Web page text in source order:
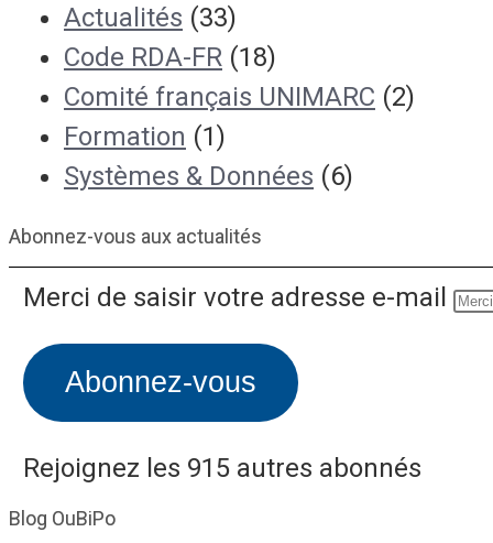
Actualités (33)
Code RDA-FR (18)
Comité français UNIMARC (2)
Formation (1)
Systèmes & Données (6)
Abonnez-vous aux actualités
Merci de saisir votre adresse e-mail
Abonnez-vous
Rejoignez les 915 autres abonnés
Blog OuBiPo